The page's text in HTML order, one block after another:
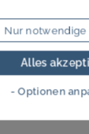
Aber die
im
Daraus
erstellte
Nur notwendige
Alles
- Optionen